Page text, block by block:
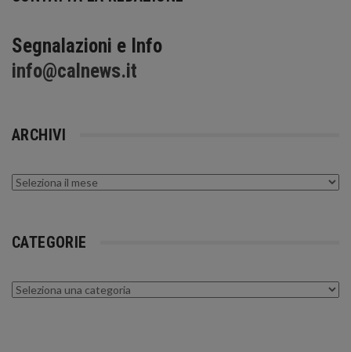
Segnalazioni e Info
info@calnews.it
ARCHIVI
Archivi
CATEGORIE
Categorie